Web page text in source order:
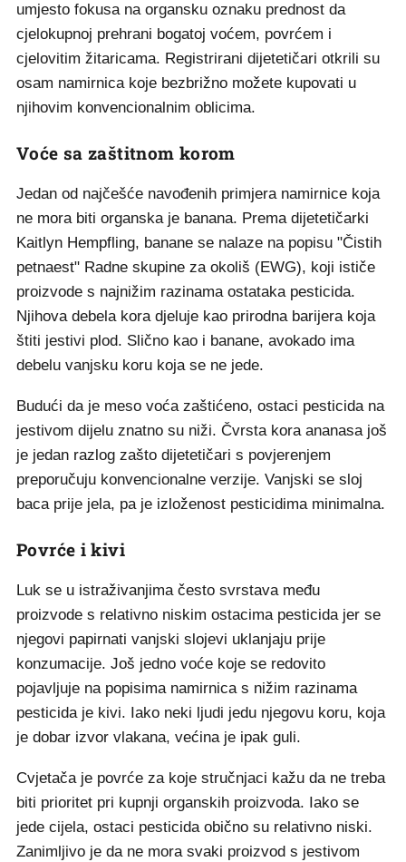
umjesto fokusa na organsku oznaku prednost da
cjelokupnoj prehrani bogatoj voćem, povrćem i
cjelovitim žitaricama. Registrirani dijetetičari otkrili su
osam namirnica koje bezbrižno možete kupovati u
njihovim konvencionalnim oblicima.
Voće sa zaštitnom korom
Jedan od najčešće navođenih primjera namirnice koja
ne mora biti organska je banana. Prema dijetetičarki
Kaitlyn Hempfling, banane se nalaze na popisu "Čistih
petnaest" Radne skupine za okoliš (EWG), koji ističe
proizvode s najnižim razinama ostataka pesticida.
Njihova debela kora djeluje kao prirodna barijera koja
štiti jestivi plod. Slično kao i banane, avokado ima
debelu vanjsku koru koja se ne jede.
Budući da je meso voća zaštićeno, ostaci pesticida na
jestivom dijelu znatno su niži. Čvrsta kora ananasa još
je jedan razlog zašto dijetetičari s povjerenjem
preporučuju konvencionalne verzije. Vanjski se sloj
baca prije jela, pa je izloženost pesticidima minimalna.
Povrće i kivi
Luk se u istraživanjima često svrstava među
proizvode s relativno niskim ostacima pesticida jer se
njegovi papirnati vanjski slojevi uklanjaju prije
konzumacije. Još jedno voće koje se redovito
pojavljuje na popisima namirnica s nižim razinama
pesticida je kivi. Iako neki ljudi jedu njegovu koru, koja
je dobar izvor vlakana, većina je ipak guli.
Cvjetača je povrće za koje stručnjaci kažu da ne treba
biti prioritet pri kupnji organskih proizvoda. Iako se
jede cijela, ostaci pesticida obično su relativno niski.
Zanimljivo je da ne mora svaki proizvod s jestivom